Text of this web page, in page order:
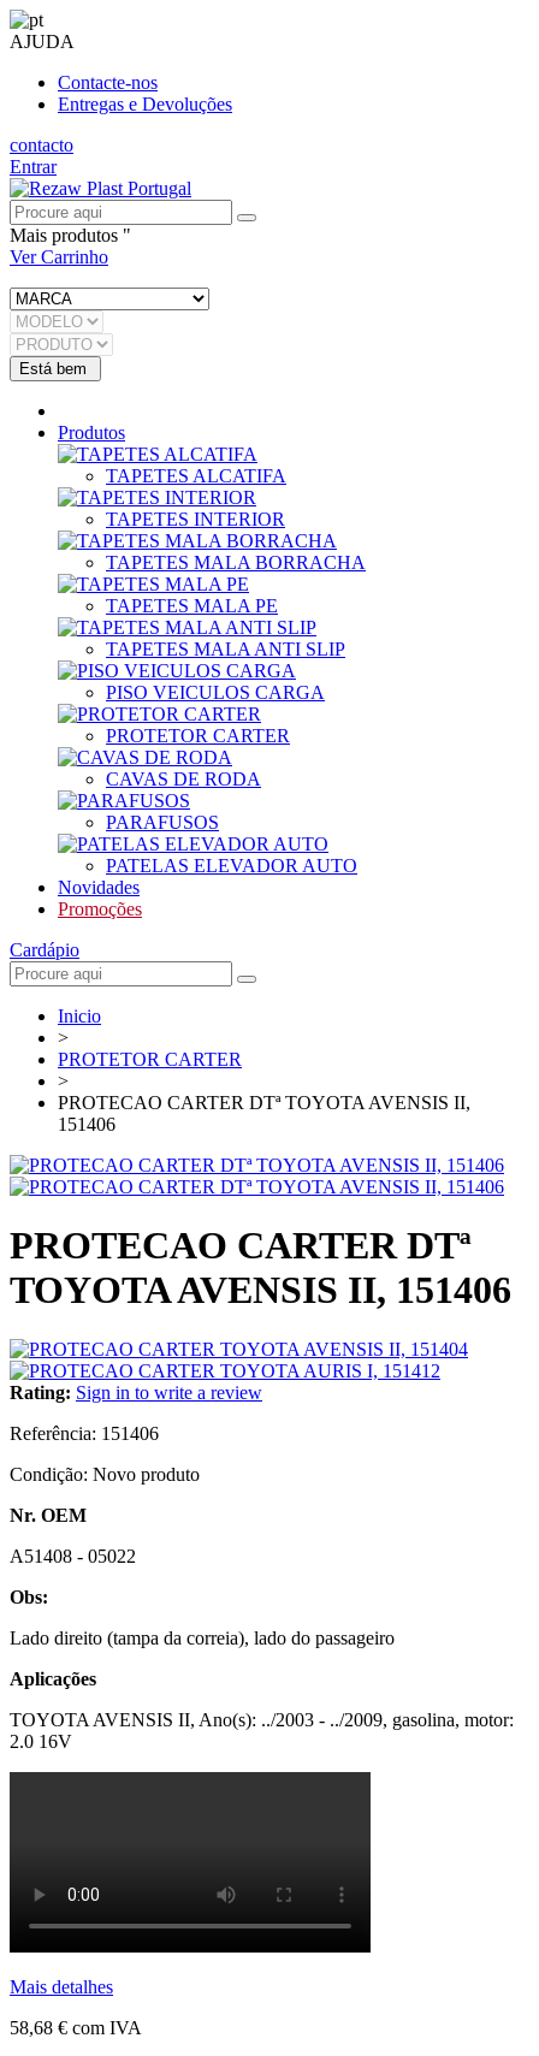
AJUDA
Contacte-nos
Entregas e Devoluções
contacto
Entrar
Mais produtos "
Ver Carrinho
Produtos
TAPETES ALCATIFA
TAPETES INTERIOR
TAPETES MALA BORRACHA
TAPETES MALA PE
TAPETES MALA ANTI SLIP
PISO VEICULOS CARGA
PROTETOR CARTER
CAVAS DE RODA
PARAFUSOS
PATELAS ELEVADOR AUTO
Novidades
Promoções
Cardápio
Inicio
>
PROTETOR CARTER
>
PROTECAO CARTER DTª TOYOTA AVENSIS II,
151406
PROTECAO CARTER DTª
TOYOTA AVENSIS II, 151406
Rating: Sign in to write a review
Referência: 151406
Condição: Novo produto
Nr. OEM
A51408 - 05022
Obs:
Lado direito (tampa da correia), lado do passageiro
Aplicações
TOYOTA AVENSIS II, Ano(s): ../2003 - ../2009, gasolina, motor:
2.0 16V
Mais detalhes
58,68 € com IVA